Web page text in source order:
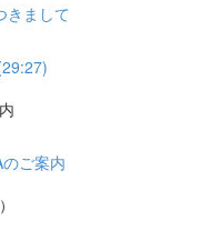
きまして
ご案内